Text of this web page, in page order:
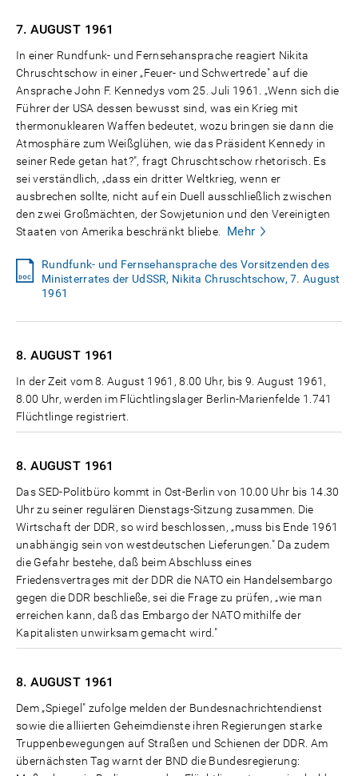
7. AUGUST 1961
In einer Rundfunk- und Fernsehansprache reagiert Nikita
Chruschtschow in einer „Feuer- und Schwertrede" auf die
Ansprache John F. Kennedys vom 25. Juli 1961. „Wenn sich die
Führer der USA dessen bewusst sind, was ein Krieg mit
thermonuklearen Waffen bedeutet, wozu bringen sie dann die
Atmosphäre zum Weißglühen, wie das Präsident Kennedy in
seiner Rede getan hat?", fragt Chruschtschow rhetorisch. Es
sei verständlich, „dass ein dritter Weltkrieg, wenn er
ausbrechen sollte, nicht auf ein Duell ausschließlich zwischen
den zwei Großmächten, der Sowjetunion und den Vereinigten
Staaten von Amerika beschränkt bliebe.
Mehr
Rundfunk- und Fernsehansprache des Vorsitzenden des
Ministerrates der UdSSR, Nikita Chruschtschow, 7. August
1961
8. AUGUST 1961
In der Zeit vom 8. August 1961, 8.00 Uhr, bis 9. August 1961,
8.00 Uhr, werden im Flüchtlingslager Berlin-Marienfelde 1.741
Flüchtlinge registriert.
8. AUGUST 1961
Das SED-Politbüro kommt in Ost-Berlin von 10.00 Uhr bis 14.30
Uhr zu seiner regulären Dienstags-Sitzung zusammen. Die
Wirtschaft der DDR, so wird beschlossen, „muss bis Ende 1961
unabhängig sein von westdeutschen Lieferungen." Da zudem
die Gefahr bestehe, daß beim Abschluss eines
Friedensvertrages mit der DDR die NATO ein Handelsembargo
gegen die DDR beschließe, sei die Frage zu prüfen, „wie man
erreichen kann, daß das Embargo der NATO mithilfe der
Kapitalisten unwirksam gemacht wird."
8. AUGUST 1961
Dem „Spiegel" zufolge melden der Bundesnachrichtendienst
sowie die alliierten Geheimdienste ihren Regierungen starke
Truppenbewegungen auf Straßen und Schienen der DDR. Am
übernächsten Tag warnt der BND die Bundesregierung: